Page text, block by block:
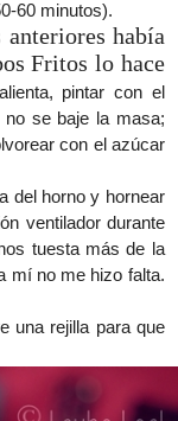
60 minutos).
anteriores había
Fritos lo hace
pintar con el
no se baje la masa;
con el azúcar
del horno y hornear
ventilador durante
tuesta más de la
mí no me hizo falta.
una rejilla para que